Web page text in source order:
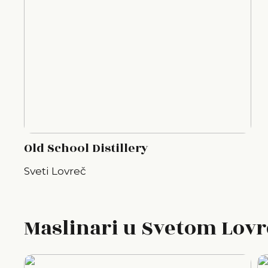
Old School Distillery
Sveti Lovreč
Maslinari u Svetom